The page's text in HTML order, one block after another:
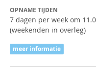
OPNAME TIJDEN
7 dagen per week om
(weekenden in overleg)
meer informatie